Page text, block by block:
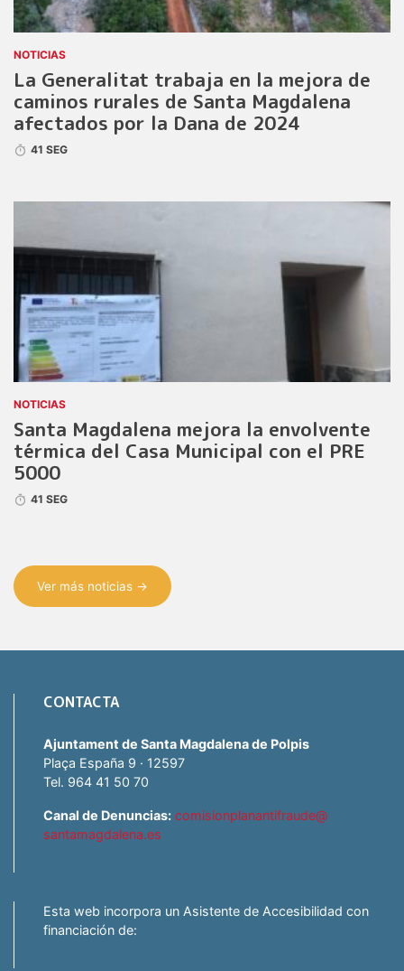
NOTICIAS
La Generalitat trabaja en la mejora de
caminos rurales de Santa Magdalena
afectados por la Dana de 2024
41 SEG
NOTICIAS
Santa Magdalena mejora la envolvente
térmica del Casa Municipal con el PRE
5000
41 SEG
Ver más noticias →
CONTACTA
Ajuntament de Santa Magdalena de Polpis
Plaça España 9 · 12597
Tel. 964 41 50 70
Canal de Denuncias: comisionplanantifraude@
santamagdalena.es
Esta web incorpora un Asistente de Accesibilidad con
financiación de: